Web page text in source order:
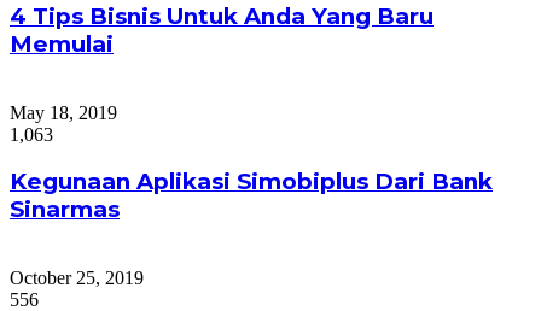
4 Tips Bisnis Untuk Anda Yang Baru
Memulai
May 18, 2019
1,063
Kegunaan Aplikasi Simobiplus Dari Bank
Sinarmas
October 25, 2019
556